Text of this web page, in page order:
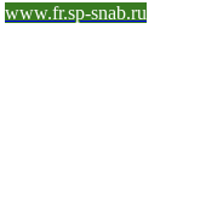
www.fr.sp-snab.ru